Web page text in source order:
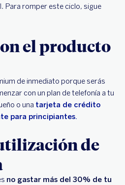
Para romper este ciclo, sigue
el producto
de inmediato porque serás
con un plan de telefonía a tu
o una tarjeta de crédito
para principiantes.
de
no gastar más del 30% de tu